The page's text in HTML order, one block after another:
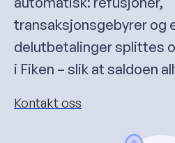
transaksjonsgebyrer og
delutbetalinger splittes
i Fiken – slik at saldoen
Kontakt oss